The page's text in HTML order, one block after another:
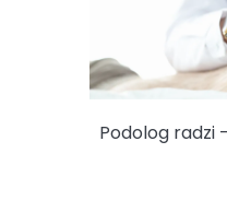
Podolog radzi